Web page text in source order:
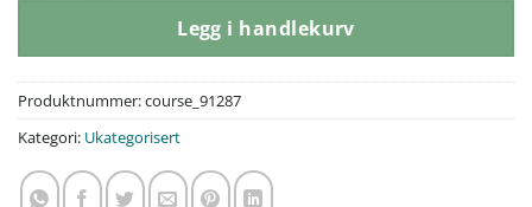
Legg i handlekurv
Produktnummer:course_91287
Kategori: Ukategorisert